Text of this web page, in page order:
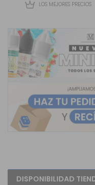
LOS MEJORES PRECIOS
DISPONIBILIDAD